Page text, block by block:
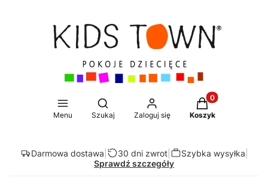
Menu
Otwórz wyszukiwarkę
Szukaj Zaloguj się
Produkty w
Koszyk
Darmowa dostawa 30 dni zwrot| Szybka wysyłka
Sprawdź szczegóły